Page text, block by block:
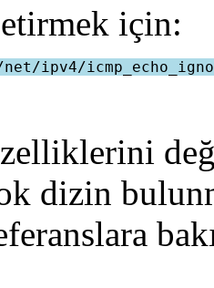
için:
dizin